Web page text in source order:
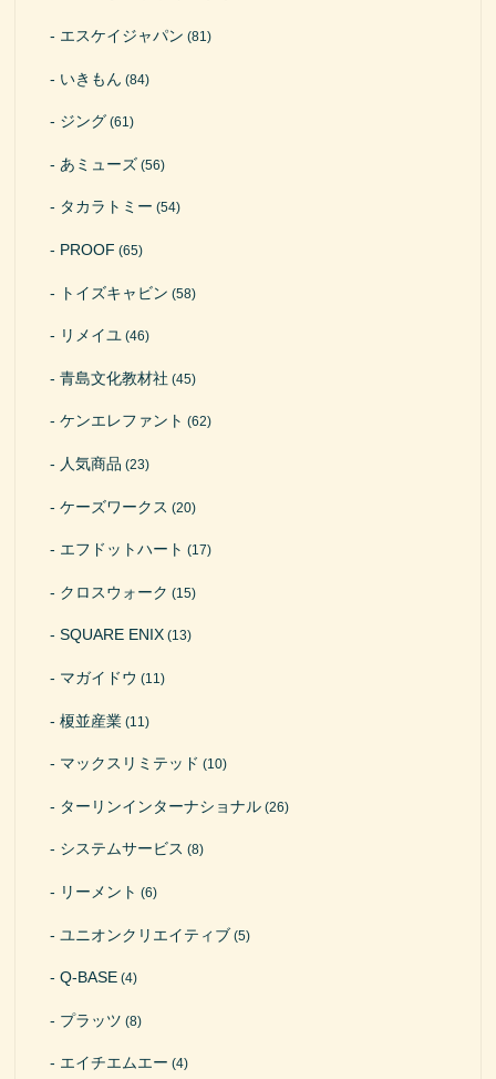
エスケイジャパン (81)
いきもん (84)
ジング (61)
あミューズ (56)
タカラトミー (54)
PROOF (65)
トイズキャビン (58)
リメイユ (46)
青島文化教材社 (45)
ケンエレファント (62)
人気商品 (23)
ケーズワークス (20)
エフドットハート (17)
クロスウォーク (15)
SQUARE ENIX (13)
マガイドウ (11)
榎並産業 (11)
マックスリミテッド (10)
ターリンインターナショナル (26)
システムサービス (8)
リーメント (6)
ユニオンクリエイティブ (5)
Q-BASE (4)
プラッツ (8)
エイチエムエー (4)